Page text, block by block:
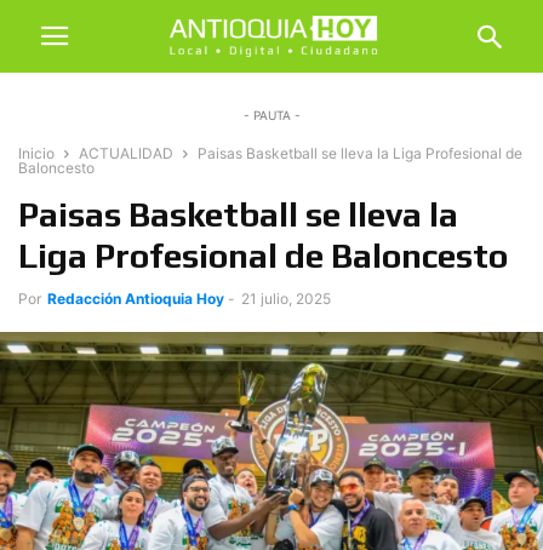
- PAUTA -
Inicio ACTUALIDAD
Paisas Basketball se lleva la Liga Profesional de
Baloncesto
Paisas Basketball se lleva la
Liga Profesional de Baloncesto
Por Redacción Antioquia Hoy - 21 julio, 2025